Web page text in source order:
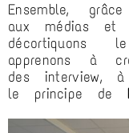
Ensemble,
aux médias et
décortiquons
apprenons à
des interview,
le principe de